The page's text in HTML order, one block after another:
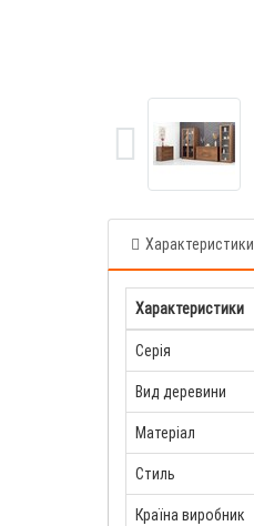
Характеристики
Характеристики
Серія
Вид деревини
Матеріал
Стиль
Країна виробник